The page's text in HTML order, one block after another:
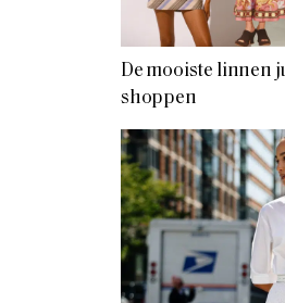
De mooiste linnen
shoppen